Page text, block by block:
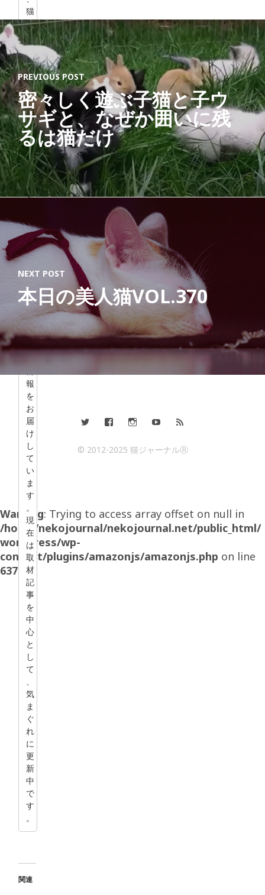
猫
を
愛
す
る
す
べ
て
の
人
の
た
め
に
」
を
ー
マ
に
、
2
0
1
2
年
か
ら
猫
報
を
お
届
け
し
て
い
ま
す
。
現
在
は
取
材
記
事
を
中
心
と
し
て
、
気
ま
ぐ
れ
に
更
新
中
で
す
。
関連
PREVIOUS POST
密々しく遊ぶ子猫と子ウ
サギと、なぜか囲いに残
るは猫だけ
NEXT POST
本日の美人猫VOL.370
© 2012-2025 猫ジャーナルⓇ
Warning: Trying to access array offset on null in
/home/nekojournal/nekojournal.net/public_html/
wordpress/wp-
content/plugins/amazonjs/amazonjs.php on line
637